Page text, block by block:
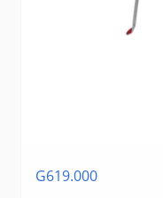
G619.000